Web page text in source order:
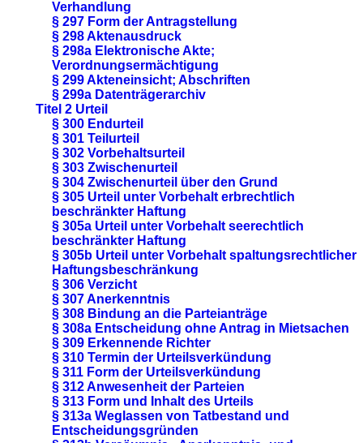
Verhandlung
§ 297 Form der Antragstellung
§ 298 Aktenausdruck
§ 298a Elektronische Akte;
Verordnungsermächtigung
§ 299 Akteneinsicht; Abschriften
§ 299a Datenträgerarchiv
Titel 2 Urteil
§ 300 Endurteil
§ 301 Teilurteil
§ 302 Vorbehaltsurteil
§ 303 Zwischenurteil
§ 304 Zwischenurteil über den Grund
§ 305 Urteil unter Vorbehalt erbrechtlich
beschränkter Haftung
§ 305a Urteil unter Vorbehalt seerechtlich
beschränkter Haftung
§ 305b Urteil unter Vorbehalt spaltungsrechtlicher
Haftungsbeschränkung
§ 306 Verzicht
§ 307 Anerkenntnis
§ 308 Bindung an die Parteianträge
§ 308a Entscheidung ohne Antrag in Mietsachen
§ 309 Erkennende Richter
§ 310 Termin der Urteilsverkündung
§ 311 Form der Urteilsverkündung
§ 312 Anwesenheit der Parteien
§ 313 Form und Inhalt des Urteils
§ 313a Weglassen von Tatbestand und
Entscheidungsgründen